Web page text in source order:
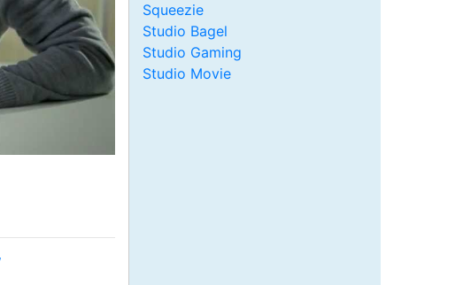
Squeezie
Studio Bagel
Studio Gaming
Studio Movie